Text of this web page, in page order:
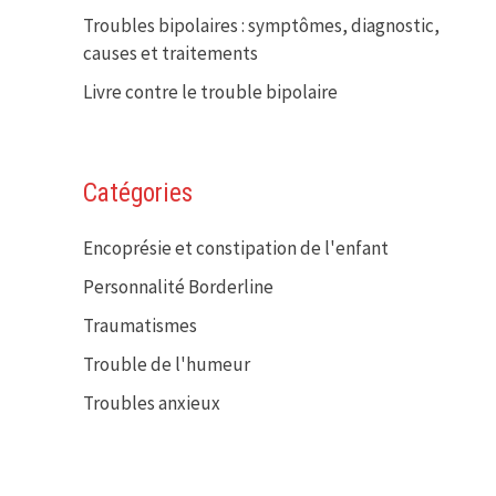
Troubles bipolaires : symptômes, diagnostic,
causes et traitements
Livre contre le trouble bipolaire
Catégories
Encoprésie et constipation de l'enfant
Personnalité Borderline
Traumatismes
Trouble de l'humeur
Troubles anxieux